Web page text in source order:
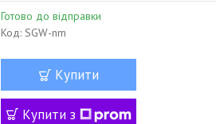
Готово до відправки
Код: SGW-nm
Купити
Купити з